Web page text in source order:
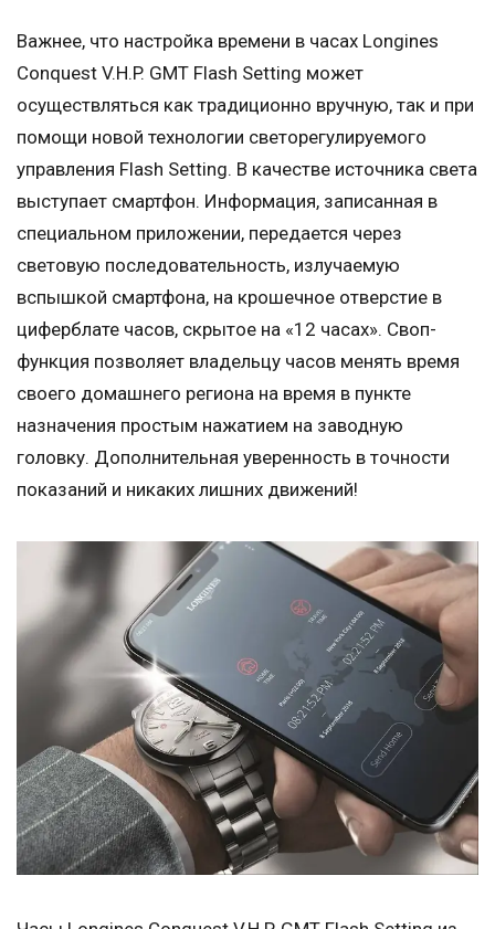
Важнее, что настройка времени в часах Longines
Conquest V.H.P. GMT Flash Setting может
осуществляться как традиционно вручную, так и при
помощи новой технологии светорегулируемого
управления Flash Setting. В качестве источника света
выступает смартфон. Информация, записанная в
специальном приложении, передается через
световую последовательность, излучаемую
вспышкой смартфона, на крошечное отверстие в
циферблате часов, скрытое на «12 часах». Своп-
функция позволяет владельцу часов менять время
своего домашнего региона на время в пункте
назначения простым нажатием на заводную
головку. Дополнительная уверенность в точности
показаний и никаких лишних движений!